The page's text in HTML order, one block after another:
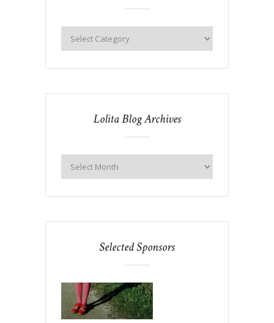
Lolita Blog Archives
Selected Sponsors